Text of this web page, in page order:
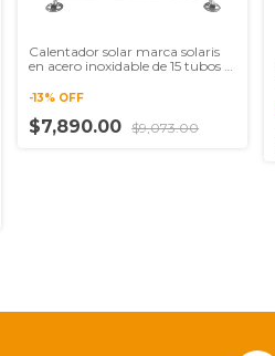
Calentador solar marca solaris
en acero inoxidable de 15 tubos y
-13% OFF
$7,890.00 $9,073.00